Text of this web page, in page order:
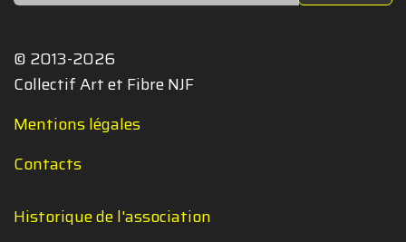
© 2013-2026
Collectif Art et Fibre NJF
Mentions légales
Contacts
Historique de l'association